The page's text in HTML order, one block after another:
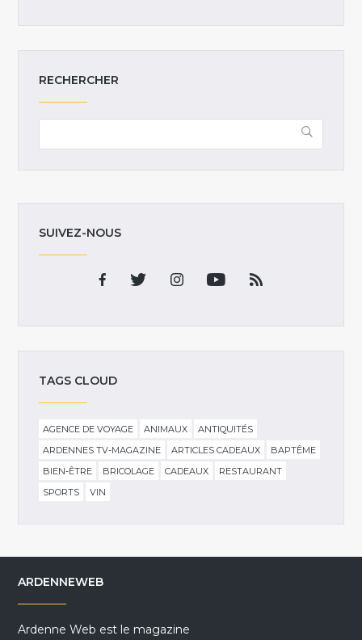
RECHERCHER
SUIVEZ-NOUS
TAGS CLOUD
AGENCE DE VOYAGE ANIMAUX
ANTIQUITÉS
ARDENNES TV-MAGAZINE
ARTICLES CADEAUX
BAPTÊME
BIEN-ÊTRE
BRICOLAGE CADEAUX
RESTAURANT
SPORTS
VIN
ARDENNEWEB
Ardenne Web est le magazine